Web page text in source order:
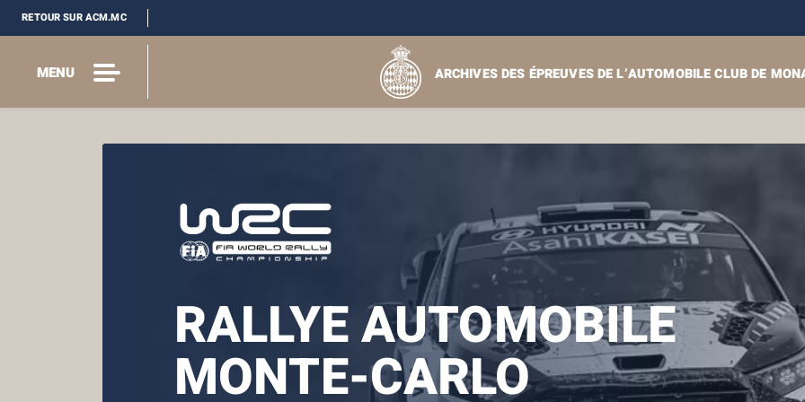
RETOUR SUR ACM.MC
MENU ARCHIVES DES ÉPREUVES DE L’AUTOMOBILE CLUB DE
RALLYE AUTOMOBILE
MONTE-CARLO